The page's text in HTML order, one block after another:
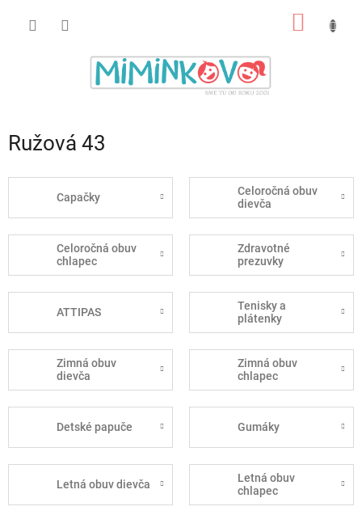
Ružová 43
Capačky
Celoročná obuv
dievča
Celoročná obuv
chlapec
Zdravotné
prezuvky
ATTIPAS
Tenisky a
plátenky
Zimná obuv
dievča
Zimná obuv
chlapec
Detské papuče Gumáky
Letná obuv dievča
Letná obuv
chlapec